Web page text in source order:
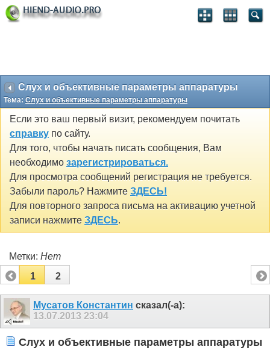
Слух и объективные параметры аппаратуры
Тема: Слух и объективные параметры аппаратуры
Если это ваш первый визит, рекомендуем почитать
справку по сайту.
Для того, чтобы начать писать сообщения, Вам
необходимо зарегистрироваться.
Для просмотра сообщений регистрация не требуется.
Забыли пароль? Нажмите ЗДЕСЬ!
Для повторного запроса письма на активацию учетной
записи нажмите ЗДЕСЬ.
Метки: Нет
1
2
Мусатов Константин сказал(-а):
13.07.2013 23:04
Слух и объективные параметры аппаратуры